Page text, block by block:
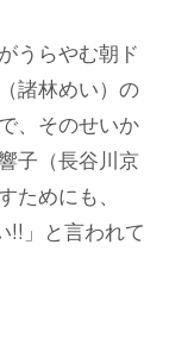
うらやむ朝ド
諸林めい）の
、そのせいか
子（長谷川京
めにも、
!!」と言われて